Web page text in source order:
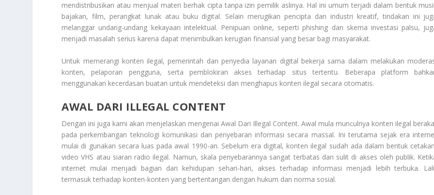
mendistribusikan atau menjual materi berhak cipta tanpa izin pemilik aslinya. Hal ini umum terjadi dalam bentuk
bajakan, film, perangkat lunak atau buku digital. Selain merugikan pencipta dan industri kreatif, tindakan ini
melanggar undang-undang kekayaan intelektual. Penipuan online, seperti phishing dan skema investasi palsu,
menjadi masalah serius karena dapat menimbulkan kerugian finansial yang besar bagi masyarakat.
Untuk memerangi konten ilegal, pemerintah dan penyedia layanan digital bekerja sama dalam melakukan
konten, pelaporan pengguna, serta pemblokiran akses terhadap situs tertentu. Beberapa platform
menggunakan kecerdasan buatan untuk mendeteksi dan menghapus konten ilegal secara otomatis.
AWAL DARI ILLEGAL CONTENT
Dengan ini juga kami akan menjelaskan mengenaiAwal Dari Illegal Content. Awal mula munculnya konten ilegal
pada perkembangan teknologi komunikasi dan penyebaran informasi secara massal. Ini terutama sejak era
mulai di gunakan secara luas pada awal 1990-an. Sebelum era digital, konten ilegal sudah ada dalam bentuk
video VHS atau siaran radio ilegal. Namun, skala penyebarannya sangat terbatas dan sulit di akses oleh publik.
internet mulai menjadi bagian dari kehidupan sehari-hari, akses terhadap informasi menjadi lebih terbuka.
termasuk terhadap konten-konten yang bertentangan dengan hukum dan norma sosial.